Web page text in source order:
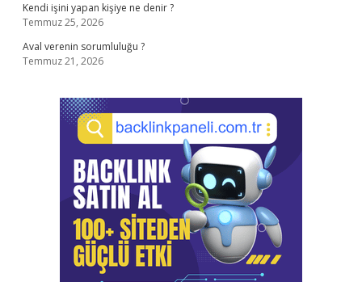
Kendi işini yapan kişiye ne denir ?
Temmuz 25, 2026
Aval verenin sorumluluğu ?
Temmuz 21, 2026